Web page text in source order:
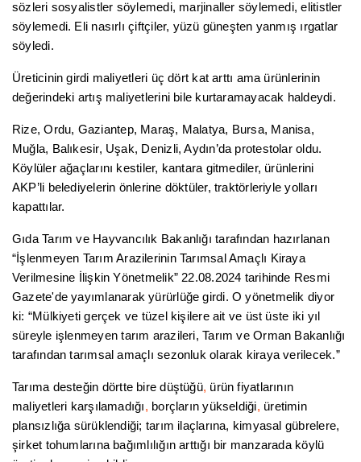
sözleri sosyalistler söylemedi, marjinaller söylemedi, elitistler
söylemedi. Eli nasırlı çiftçiler, yüzü güneşten yanmış ırgatlar
söyledi.
Üreticinin girdi maliyetleri üç dört kat arttı ama ürünlerinin
değerindeki artış maliyetlerini bile kurtaramayacak haldeydi.
Rize, Ordu, Gaziantep, Maraş, Malatya, Bursa, Manisa,
Muğla, Balıkesir, Uşak, Denizli, Aydın’da protestolar oldu.
Köylüler ağaçlarını kestiler, kantara gitmediler, ürünlerini
AKP’li belediyelerin önlerine döktüler, traktörleriyle yolları
kapattılar.
Gıda Tarım ve Hayvancılık Bakanlığı tarafından hazırlanan
“İşlenmeyen Tarım Arazilerinin Tarımsal Amaçlı Kiraya
Verilmesine İlişkin Yönetmelik” 22.08.2024 tarihinde Resmi
Gazete'de yayımlanarak yürürlüğe girdi. O yönetmelik diyor
ki: “Mülkiyeti gerçek ve tüzel kişilere ait ve üst üste iki yıl
süreyle işlenmeyen tarım arazileri, Tarım ve Orman Bakanlığı
tarafından tarımsal amaçlı sezonluk olarak kiraya verilecek.”
Tarıma desteğin dörtte bire düştüğü, ürün fiyatlarının
maliyetleri karşılamadığı, borçların yükseldiği, üretimin
plansızlığa sürüklendiği; tarım ilaçlarına, kimyasal gübrelere,
şirket tohumlarına bağımlılığın arttığı bir manzarada köylü